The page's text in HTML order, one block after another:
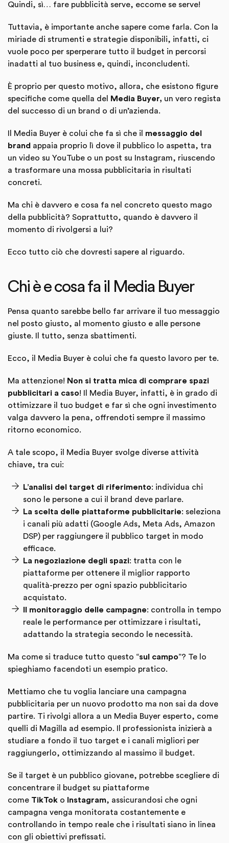
Quindi, sì… fare pubblicità serve, eccome se serve!
Tuttavia, è importante anche sapere come farla. Con la
miriade di strumenti e strategie disponibili, infatti, ci
vuole poco per sperperare tutto il budget in percorsi
inadatti al tuo business e, quindi, inconcludenti.
È proprio per questo motivo, allora, che esistono figure
specifiche come quella del
Media Buyer, un vero regista
del successo di un brand o di un’azienda.
Il Media Buyer è colui che fa sì che il
messaggio del
brand appaia proprio lì dove il pubblico lo aspetta, tra
un video su YouTube o un post su Instagram, riuscendo
a trasformare una mossa pubblicitaria in risultati
concreti.
Ma chi è davvero e cosa fa nel concreto questo mago
della pubblicità? Soprattutto, quando è davvero il
momento di rivolgersi a lui?
Ecco tutto ciò che dovresti sapere al riguardo.
Chi è e cosa fa il Media Buyer
Pensa quanto sarebbe bello far arrivare il tuo messaggio
nel posto giusto, al momento giusto e alle persone
giuste. Il tutto, senza sbattimenti.
Ecco, il Media Buyer è colui che fa questo lavoro per te.
Ma attenzione! Non si tratta mica di comprare spazi
pubblicitari a caso! Il Media Buyer, infatti, è in grado di
ottimizzare il tuo budget e far sì che ogni investimento
valga davvero la pena, offrendoti sempre il massimo
ritorno economico.
A tale scopo, il Media Buyer svolge diverse attività
chiave, tra cui:
L’analisi del target di riferimento: individua chi
sono le persone a cui il brand deve parlare.
La scelta delle piattaforme pubblicitarie: seleziona
i canali più adatti (Google Ads, Meta Ads, Amazon
DSP) per raggiungere il pubblico target in modo
efficace.
La negoziazione degli spazi: tratta con le
piattaforme per ottenere il miglior rapporto
qualità-prezzo per ogni spazio pubblicitario
acquistato.
Il monitoraggio delle campagne: controlla in tempo
reale le performance per ottimizzare i risultati,
adattando la strategia secondo le necessità.
Ma come si traduce tutto questo “sul campo”? Te lo
spieghiamo facendoti un esempio pratico.
Mettiamo che tu voglia lanciare una campagna
pubblicitaria per un nuovo prodotto ma non sai da dove
partire. Ti rivolgi allora a un Media Buyer esperto, come
quelli di Magilla ad esempio. Il professionista inizierà a
studiare a fondo il tuo target e i canali migliori per
raggiungerlo, ottimizzando al massimo il budget.
Se il target è un pubblico giovane, potrebbe scegliere di
concentrare il budget su piattaforme
come TikTok o Instagram, assicurandosi che ogni
campagna venga monitorata costantemente e
controllando in tempo reale che i risultati siano in linea
con gli obiettivi prefissati.